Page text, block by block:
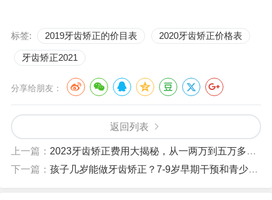
标签: 2019牙齿矫正的价目表 2020牙齿矫正价格表
牙齿矫正2021
分享给朋友：
返回列表
上一篇： 2023牙齿矫正费用大揭秘，从一两万到五万多都有，看看你适合哪种
下一篇： 孩子几岁能做牙齿矫正？7-9岁早期干预和青少年黄金期详解